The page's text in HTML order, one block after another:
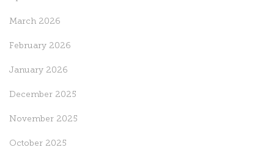
March 2026
February 2026
January 2026
December 2025
November 2025
October 2025